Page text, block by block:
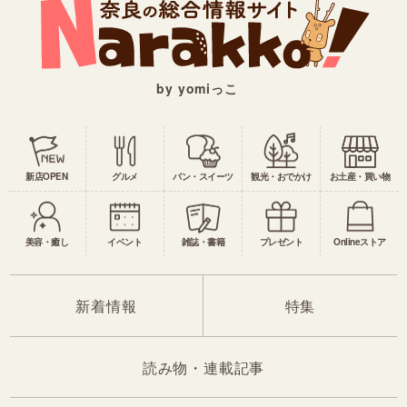
by yomiっこ
新店OPEN グルメ パン・スイーツ 観光・おでかけ お土産・買い物
美容・癒し イベント 雑誌・書籍 プレゼント Onlineストア
新着情報 特集
読み物・連載記事